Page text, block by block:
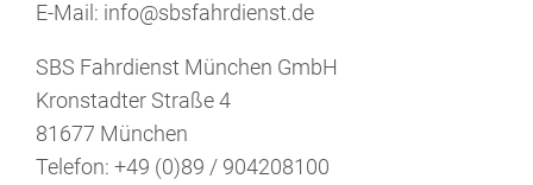
E-Mail: info@sbsfahrdienst.de
SBS Fahrdienst München GmbH
Kronstadter Straße 4
81677 München
Telefon: +49 (0)89 / 904208100